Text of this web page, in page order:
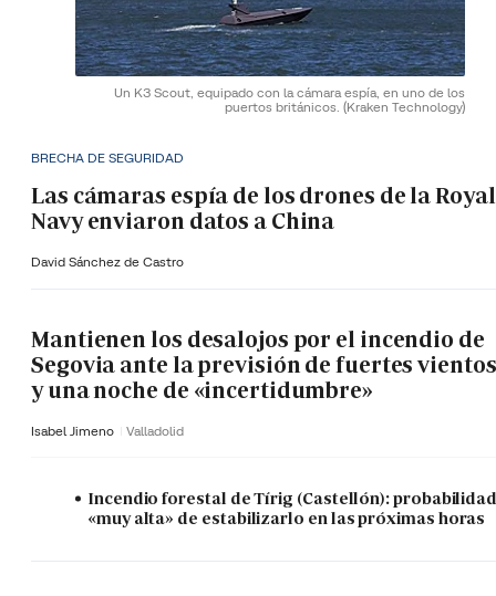
Un K3 Scout, equipado con la cámara espía, en uno de los
puertos británicos. (Kraken Technology)
BRECHA DE SEGURIDAD
Las cámaras espía de los drones de la Royal
Navy enviaron datos a China
David Sánchez de Castro
Mantienen los desalojos por el incendio de
Segovia ante la previsión de fuertes vientos
y una noche de «incertidumbre»
Isabel Jimeno Valladolid
Incendio forestal de Tírig (Castellón):
«muy alta» de estabilizarlo en las próximas horas